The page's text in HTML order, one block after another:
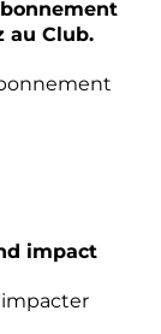
au Club.
impact